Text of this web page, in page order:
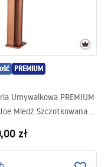
PREMIUM
Umywalkowa PREMIUM
Miedź Szczotkowana
zł